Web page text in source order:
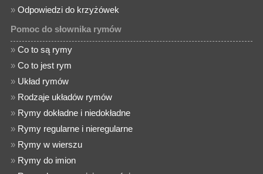
»Odpowiedzi do krzyżówek
Pomoc do słownika rymów
»Co to są rymy
»Co to jest rym
» Układ rymów
» Rodzaje układów rymów
» Rymy dokładne i niedokładne
» Rymy regularne i nieregularne
» Rymy w wierszu
» Rymy do imion